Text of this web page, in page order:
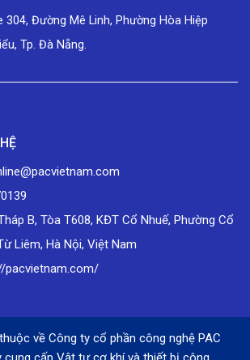
Đường Mê Linh, Phường Hòa Hiệp
Tp. Đà Nẵng.
B, Tòa T608, KĐT Cổ Nhuế, Phường Cổ
Liêm, Hà Nội, Việt Nam
pacvietnam.com/
về Công ty cổ phần công nghệ PAC